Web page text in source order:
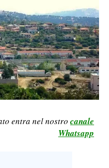
entra nel nostro canale
Whatsapp